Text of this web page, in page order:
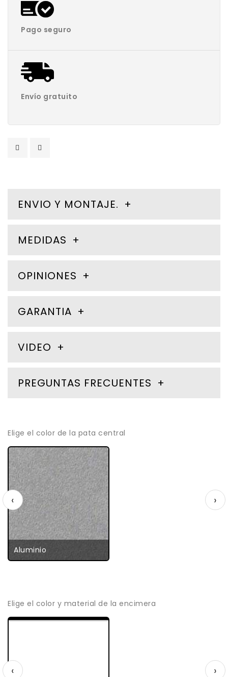
Pago seguro
Envío gratuito
ENVIO Y MONTAJE.
MEDIDAS
OPINIONES
GARANTIA
VIDEO
PREGUNTAS FRECUENTES
Elige el color de la pata central
Aluminio
‹ ›
Elige el color y material de la encimera
‹ ›